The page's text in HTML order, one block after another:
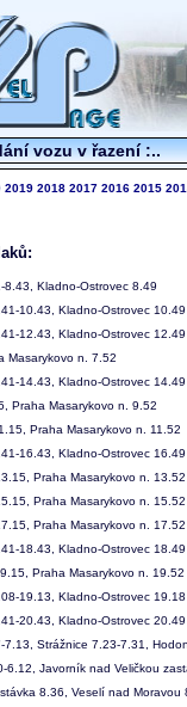
vozu v řazení :..
2019 2018 2017 2016 2015
Kladno-Ostrovec 8.49
10.43, Kladno-Ostrovec 10.49
12.43, Kladno-Ostrovec 12.49
Masarykovo n. 7.52
14.43, Kladno-Ostrovec 14.49
Praha Masarykovo n. 9.52
Praha Masarykovo n. 11.52
16.43, Kladno-Ostrovec 16.49
Praha Masarykovo n. 13.52
Praha Masarykovo n. 15.52
Praha Masarykovo n. 17.52
18.43, Kladno-Ostrovec 18.49
Praha Masarykovo n. 19.52
19.13, Kladno-Ostrovec 19.18
20.43, Kladno-Ostrovec 20.49
Strážnice 7.23-7.31,
Javorník nad Veličkou
8.36, Veselí nad